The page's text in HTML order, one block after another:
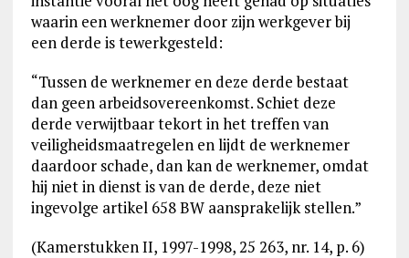
waarin een werknemer door zijn werkgever bij
een derde is tewerkgesteld:
“Tussen de werknemer en deze derde bestaat
dan geen arbeidsovereenkomst. Schiet deze
derde verwijtbaar tekort in het treffen van
veiligheidsmaatregelen en lijdt de werknemer
daardoor schade, dan kan de werknemer, omdat
hij niet in dienst is van de derde, deze niet
ingevolge artikel 658 BW aansprakelijk stellen.”
(Kamerstukken II, 1997-1998, 25 263, nr. 14, p. 6)